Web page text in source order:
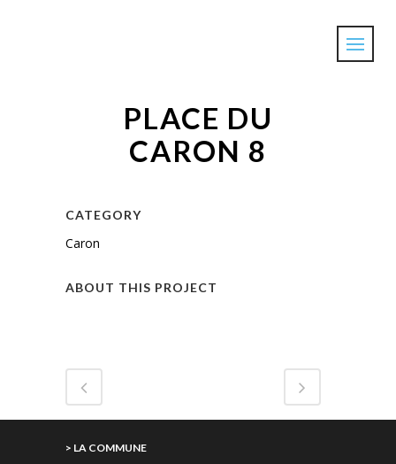
PLACE DU
CARON 8
CATEGORY
Caron
ABOUT THIS PROJECT
> LA COMMUNE